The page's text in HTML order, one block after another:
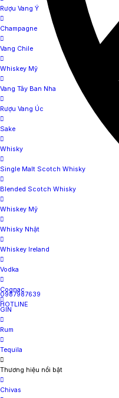
0987987639
HOTLINE
Rượu Vang Ý
Champagne
Vang Chile
Whiskey Mỹ
Vang Tây Ban Nha
Rượu Vang Úc
Sake
Whisky
Single Malt Scotch Whisky
Blended Scotch Whisky
Whiskey Mỹ
Whisky Nhật
Whiskey Ireland
Vodka
Cognac
GIN
Rum
Tequila
Thương hiệu nổi bật
Chivas